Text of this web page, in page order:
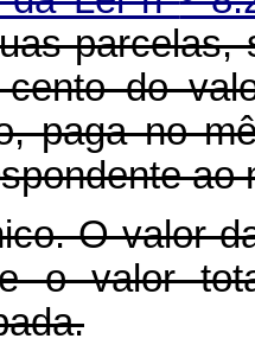
parcelas,
do
paga no
ao
O valor
o valor